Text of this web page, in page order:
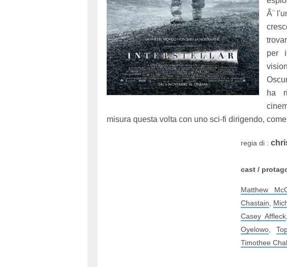
Ã¨
per
ha
misura questa volta con uno sci-fi dirigendo,
regia di :
cast /
Matthew
Chastain
Casey Affleck
Oyelowo
Timothee